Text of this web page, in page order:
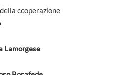
cooperazione
Lamorgese